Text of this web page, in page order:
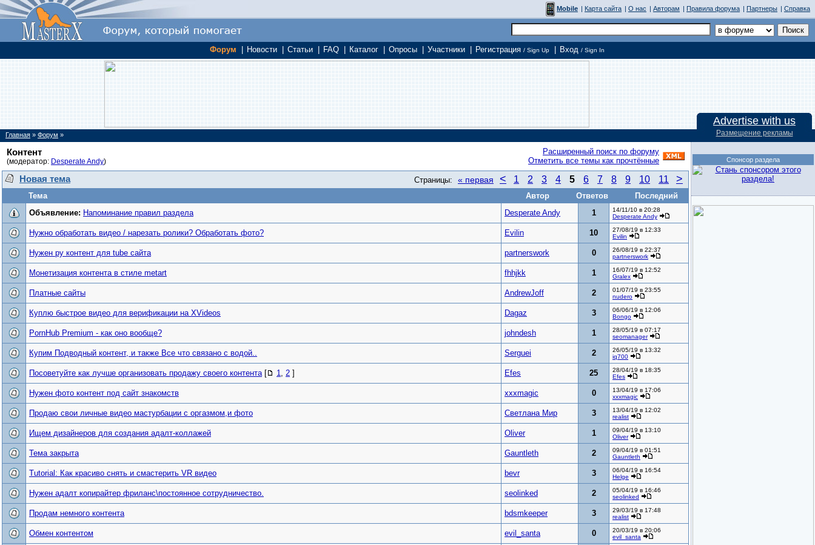
Mobile | Карта сайта | О нас | Авторам | Правила форума | Партнеры | Справка
Форум Новости Статьи FAQ Каталог Опросы Участники Регистрация / Sign Up Вход / Sign In
Advertise with us
Размещение рекламы
Главная » Форум »
Контент
(модератор: Desperate Andy)
Расширенный поиск по форуму
Отметить все темы как прочтённые
Новая тема Страницы: « первая < 1 2 3 4 5 6 7 8 9 10 11 >
Тема Автор Ответов
Последний
Объявление: Напоминание правил раздела Desperate Andy 1
14/11/10 в 20:28
Desperate Andy
Нужно обработать видео / нарезать ролики? Обработать фото? Evilin 10
27/08/19 в 12:33
Evilin
Нужен ру контент для tube сайта partnerswork 0
26/08/19 в 22:37
partnerswork
Монетизация контента в стиле metart fhhjkk 1
16/07/19 в 12:52
Gralex
Платные сайты AndrewJoff 2
01/07/19 в 23:55
nudero
Куплю быстрое видео для верификации на XVideos Dagaz 3
06/06/19 в 12:06
Bongo
PornHub Premium - как оно вообще? johndesh 1
28/05/19 в 07:17
seomanager
Купим Подводный контент, и также Все что связано с водой.. Serguei 2
26/05/19 в 13:32
iq700
Посоветуйте как лучше организовать продажу своего контента [ 1, 2 ] Efes 25
28/04/19 в 18:35
Efes
Нужен фото контент под сайт знакомств xxxmagic 0
13/04/19 в 17:06
xxxmagic
Продаю свои личные видео мастурбации с оргазмом,и фото Светлана Мир 3
13/04/19 в 12:02
realist
Ищем дизайнеров для создания адалт-коллажей Oliver 1
09/04/19 в 13:10
Oliver
Тема закрыта Gauntleth 2
09/04/19 в 01:51
Gauntleth
Tutorial: Как красиво снять и смастерить VR видео bevr 3
06/04/19 в 16:54
Helge
Нужен адалт копирайтер фриланс\постоянное сотрудничество. seolinked 2
05/04/19 в 16:46
seolinked
Продам немного контента bdsmkeeper 3
29/03/19 в 17:48
realist
Обмен контентом evil_santa 0
20/03/19 в 20:06
evil_santa
Спонсор раздела